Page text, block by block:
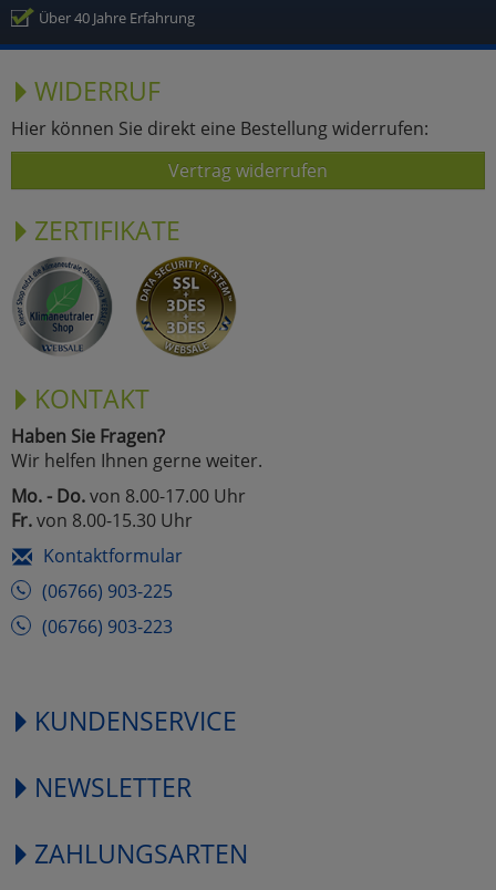
Über 40 Jahre Erfahrung
WIDERRUF
Hier können Sie direkt eine Bestellung widerrufen:
Vertrag widerrufen
ZERTIFIKATE
KONTAKT
Haben Sie Fragen?
Wir helfen Ihnen gerne weiter.
Mo. - Do.von 8.00-17.00 Uhr
Fr.von 8.00-15.30 Uhr
Kontaktformular
(06766) 903-225
(06766) 903-223
KUNDENSERVICE
NEWSLETTER
ZAHLUNGSARTEN